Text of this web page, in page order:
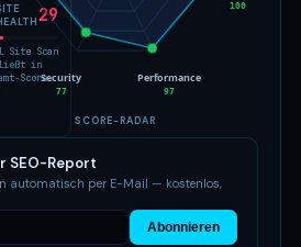
29
Site Scan
in
Score
100
Performance
97
Security
77
SCORE-RADAR
SEO-Report
automatisch per E-Mail — kostenlos,
Abonnieren